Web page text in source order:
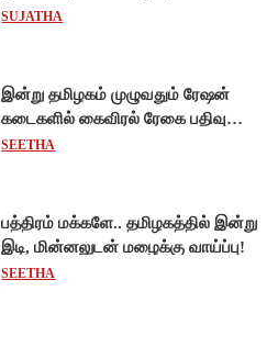
மாற்றியமைக்கலாம்!
SUJATHA
இன்று தமிழகம் முழுவதும் ரேஷன்
கடைகளில் கைவிரல் ரேகை பதிவு
சிறப்பு முகாம்!
SEETHA
பத்திரம் மக்களே.. தமிழகத்தில் இன்று
இடி, மின்னலுடன் மழைக்கு வாய்ப்பு!
SEETHA